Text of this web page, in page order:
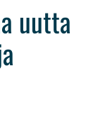
uutta